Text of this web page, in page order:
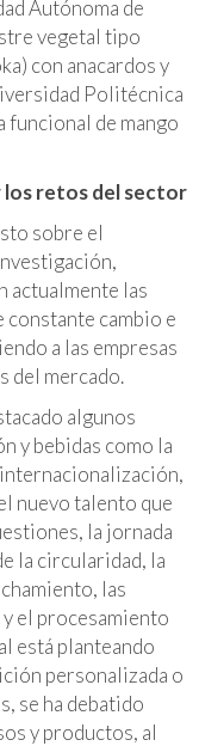
Autónoma de
vegetal tipo
con anacardos y
Politécnica
funcional de mango
retos del sector
sobre el
actualmente las
constante cambio e
a las empresas
del mercado.
algunos
y bebidas como la
nuevo talento que
la jornada
la circularidad, la
las
el procesamiento
está planteando
personalizada o
se ha debatido
y productos, al